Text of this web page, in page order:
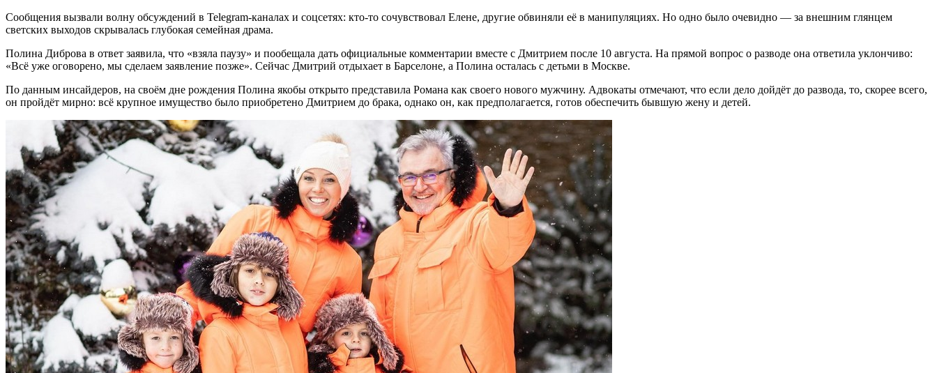
Сообщения вызвали волну обсуждений в Telegram-каналах и соцсетях: кто-то сочувствовал Елене, другие обвиняли её в манипуляциях. Но одно было очевидно — за внешним глянцем
светских выходов скрывалась глубокая семейная драма.
Полина Диброва в ответ заявила, что «взяла паузу» и пообещала дать официальные комментарии вместе с Дмитрием после 10 августа. На прямой вопрос о разводе она ответила уклончиво:
«Всё уже оговорено, мы сделаем заявление позже». Сейчас Дмитрий отдыхает в Барселоне, а Полина осталась с детьми в Москве.
По данным инсайдеров, на своём дне рождения Полина якобы открыто представила Романа как своего нового мужчину. Адвокаты отмечают, что если дело дойдёт до развода, то, скорее всего,
он пройдёт мирно: всё крупное имущество было приобретено Дмитрием до брака, однако он, как предполагается, готов обеспечить бывшую жену и детей.